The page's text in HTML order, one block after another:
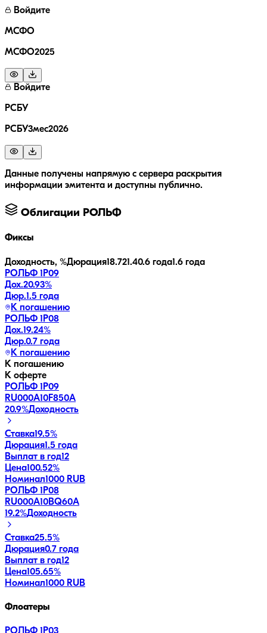
Войдите
МСФО
МСФО2025
Войдите
РСБУ
РСБУ3мес2026
Данные получены напрямую с сервера раскрытия
информации эмитента и доступны публично.
Облигации РОЛЬФ
Фиксы
Доходность, %Дюрация18.721.40.6 года1.6 года
РОЛЬФ 1Р09
Дох.20.93%
Дюр.1.5 года
К погашению
РОЛЬФ 1Р08
Дох.19.24%
Дюр.0.7 года
К погашению
К погашению
К оферте
РОЛЬФ 1Р09
RU000A10F850A
20.9%Доходность
Ставка19.5%
Дюрация1.5 года
Выплат в год12
Цена100.52%
Номинал1000 RUB
РОЛЬФ 1Р08
RU000A10BQ60A
19.2%Доходность
Ставка25.5%
Дюрация0.7 года
Выплат в год12
Цена105.65%
Номинал1000 RUB
Флоатеры